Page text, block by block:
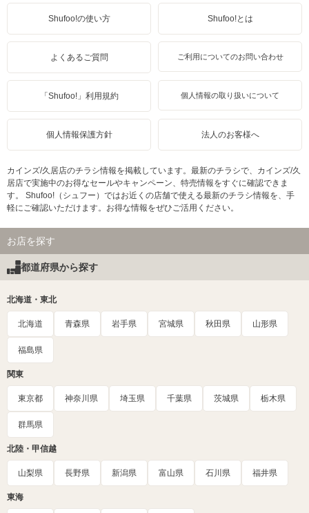
Shufoo!の使い方 Shufoo!とは
よくあるご質問 ご利用についてのお問い合わせ
「Shufoo!」利用規約 個人情報の取り扱いについて
個人情報保護方針 法人のお客様へ
カインズ/久居店のチラシ情報を掲載しています。最新のチラシで、カインズ/久
居店で実施中のお得なセールやキャンペーン、特売情報をすぐに確認できま
す。 Shufoo!（シュフー）ではお近くの店舗で使える最新のチラシ情報を、手
軽にご確認いただけます。お得な情報をぜひご活用ください。
お店を探す
都道府県から探す
北海道・東北
北海道 青森県 岩手県 宮城県 秋田県 山形県
福島県
関東
東京都 神奈川県 埼玉県 千葉県 茨城県 栃木県
群馬県
北陸・甲信越
山梨県 長野県 新潟県 富山県 石川県 福井県
東海